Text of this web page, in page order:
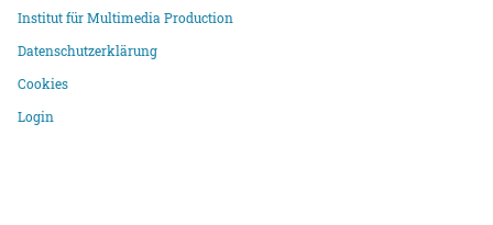
Institut für Multimedia Production
Datenschutzerklärung
Cookies
Login